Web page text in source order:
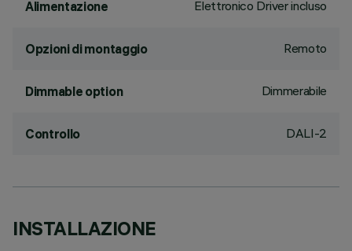
Alimentazione Elettronico Driver incluso
Opzioni di montaggio Remoto
Dimmable option Dimmerabile
Controllo DALI-2
INSTALLAZIONE